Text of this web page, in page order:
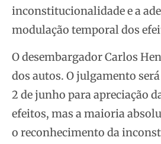
inconstitucionalidade e a
modulação temporal dos
O desembargador Carlos
dos autos. O julgamento
2 de junho para apreciação
efeitos, mas a maioria
o reconhecimento da